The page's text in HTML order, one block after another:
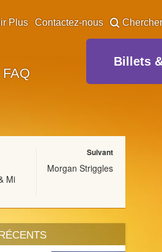
FAQ
Plus Contactez-nous Chercher
Billets
Mi
Suivant
Morgan Striggles